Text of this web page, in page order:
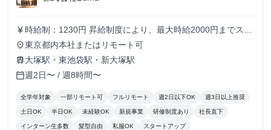
currency_yen 時給制：1230円 昇給制度により、最大時給2000円までステ
ップアップ可能です メンバーの半分以上が女性のため、女
性も働きやすい環境です！
place東京都内本社またはリモート可
train 大塚駅・東池袋駅・新大塚駅
calendar_today週2日〜 / 週8時間〜
全学年対象 一部リモート可 フルリモート 週2日以下OK 週3日以上推奨
土日OK 半日OK 未経験OK 新規事業 研修制度あり 社長直下
インターン生多数 髪型自由 私服OK スタートアップ